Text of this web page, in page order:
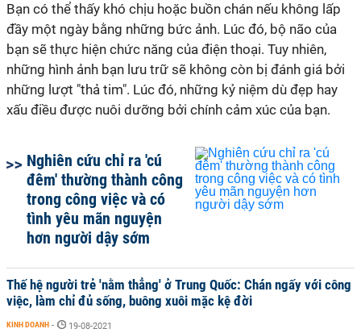
Bạn có thể thấy khó chịu hoặc buồn chán nếu không lấp
đầy một ngày bằng những bức ảnh. Lúc đó, bộ não của
bạn sẽ thực hiện chức năng của điện thoại. Tuy nhiên,
những hình ảnh bạn lưu trữ sẽ không còn bị đánh giá bởi
những lượt "thả tim". Lúc đó, những kỷ niệm dù đẹp hay
xấu điều được nuôi dưỡng bởi chính cảm xúc của bạn.
Nghiên cứu chỉ ra 'cú
đêm' thường thành công
trong công việc và có
tình yêu mãn nguyện
hơn người dậy sớm
Thế hệ người trẻ 'nằm thẳng' ở Trung Quốc: Chán ngấy với công
việc, làm chỉ đủ sống, buông xuôi mặc kệ đời
KINH DOANH - 19-08-2021